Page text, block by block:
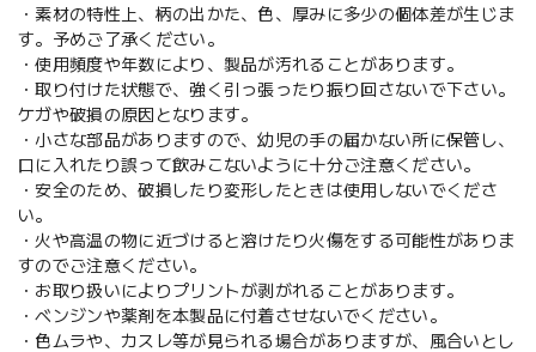
・素材の特性上、柄の出かた、色、厚みに多少の個体差が生じま
す。予めご了承ください。
・使用頻度や年数により、製品が汚れることがあります。
・取り付けた状態で、強く引っ張ったり振り回さないで下さい。
ケガや破損の原因となります。
・小さな部品がありますので、幼児の手の届かない所に保管し、
口に入れたり誤って飲みこないように十分ご注意ください。
・安全のため、破損したり変形したときは使用しないでくださ
い。
・火や高温の物に近づけると溶けたり火傷をする可能性がありま
すのでご注意ください。
・お取り扱いによりプリントが剥がれることがあります。
・ベンジンや薬剤を本製品に付着させないでください。
・色ムラや、カスレ等が見られる場合がありますが、風合いとし